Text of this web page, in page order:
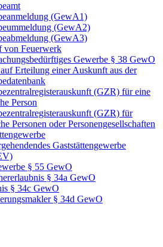
(GewA1)
(GewA2)
(GewA3)
von Feuerwerk
Gewerbe § 38 GewO
Erteilung einer Auskunft aus der
(GZR) für eine
Person
(GZR) für
Personen oder Personengesellschaften
Gaststättengewerbe
§ 55 GewO
§ 34a GewO
§ 34c GewO
§ 34d GewO